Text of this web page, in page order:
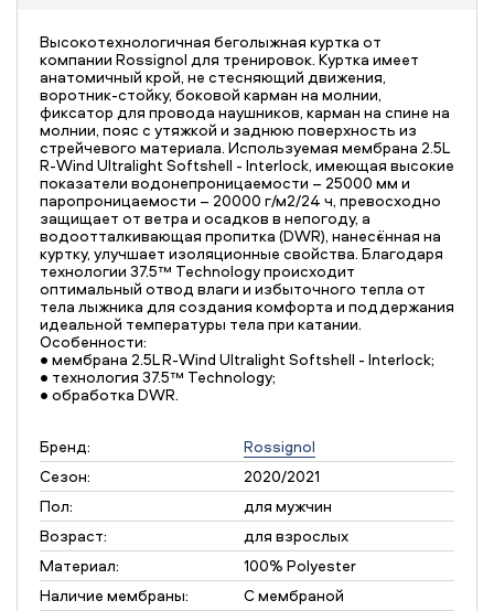
Высокотехнологичная беголыжная куртка от
компании Rossignol для тренировок. Куртка имеет
анатомичный крой, не стесняющий движения,
воротник-стойку, боковой карман на молнии,
фиксатор для провода наушников, карман на спине на
молнии, пояс с утяжкой и заднюю поверхность из
стрейчевого материала. Используемая мембрана 2.5L
R-Wind Ultralight Softshell - Interlock, имеющая высокие
показатели водонепроницаемости – 25000 мм и
паропроницаемости – 20000 г/м2/24 ч, превосходно
защищает от ветра и осадков в непогоду, а
водоотталкивающая пропитка (DWR), нанесённая на
куртку, улучшает изоляционные свойства. Благодаря
технологии 37.5™ Technology происходит
оптимальный отвод влаги и избыточного тепла от
тела лыжника для создания комфорта и поддержания
идеальной температуры тела при катании.
Особенности:
• мембрана 2.5L R-Wind Ultralight Softshell - Interlock;
• технология 37.5™ Technology;
• обработка DWR.
Бренд:
Rossignol
Сезон:
2020/2021
Пол:
для мужчин
Возраст:
для взрослых
Материал:
100% Polyester
Наличие мембраны:
С мембраной